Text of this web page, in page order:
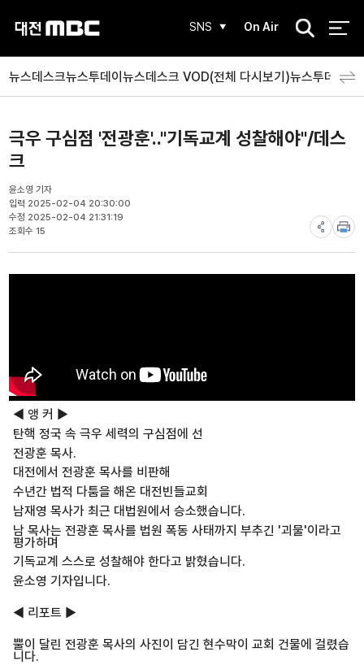
SNS On Air
검
뉴스데스크뉴스투데이뉴스데스크 VOD(전체 다시보기)뉴스투데이
극우 구심점 '전광훈'.."기독교계 성찰해야"/데스
크
윤소영 기자
입력 2025-02-04 20:30:00
수정 2025-02-04 21:31:19
조회수 15
◀ 앵 커 ▶
탄핵 정국 속 극우 세력의 구심점에 선
전광훈 목사.
대전에서 전광훈 목사를 비판해
수년간 법적 다툼을 해온 대전빈들교회
남재영 목사가 최근 대법원에서 승소했습니다.
남 목사는 전광훈 목사를 법원 폭동 사태까지 부추긴 '괴물'이라고
평가하며
기독교계 스스로 성찰해야 한다고 밝혔습니다.
윤소영 기자입니다.
◀ 리포트 ▶
뿔이 달린 전광훈 목사의 사진이 담긴 현수막이 교회 건물에 걸렸습
니다.